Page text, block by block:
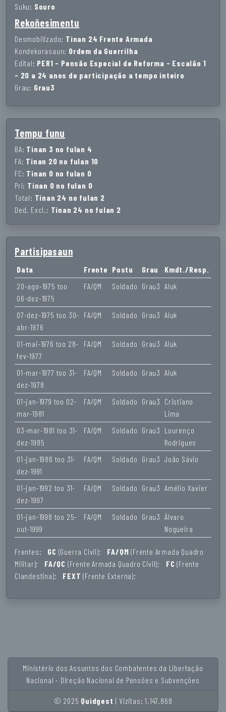
Suku: Souro
Rekoñesimentu
Desmobilizado: Tinan 24 Frente Armada
Kondekorasaun: Ordem da Guerrilha
Edital: PER1 - Pensão Especial de Reforma - Escalão 1
- 20 a 24 anos de participação a tempo inteiro
Grau: Grau3
Tempu funu
BA: Tinan 3 no fulan 4
FA: Tinan 20 no fulan 10
FC: Tinan 0 no fulan 0
Pri: Tinan 0 no fulan 0
Total: Tinan 24 no fulan 2
Ded. Excl.: Tinan 24 no fulan 2
Partisipasaun
Data Frente Postu Grau
Kmdt./Resp.
20-ago-1975 too
06-dez-1975
FA/QM Soldado Grau3 Aluk
07-dez-1975 too 30-
abr-1976
FA/QM Soldado Grau3 Aluk
01-mai-1976 too 28-
fev-1977
FA/QM Soldado Grau3 Aluk
01-mar-1977 too 31-
dez-1978
FA/QM Soldado Grau3 Aluk
01-jan-1979 too 02-
mar-1981
FA/QM Soldado Grau3 Cristiano
Lima
03-mar-1981 too 31-
dez-1985
FA/QM Soldado Grau3 Lourenço
Rodrigues
01-jan-1986 too 31-
dez-1991
FA/QM Soldado Grau3 João Sávio
01-jan-1992 too 31-
dez-1997
FA/QM Soldado Grau3 Amélio Xavier
01-jan-1998 too 25-
out-1999
FA/QM Soldado Grau3 Álvaro
Nogueira
Frentes: GC (Guerra Civil); FA/QM(Frente Armada Quadro
Militar);
FA/QC (Frente Armada Quadro Civil); FC(Frente
Clandestina);
FEXT (Frente Externa);
Ministério dos Assuntos dos Combatentes da Libertação
Nacional - Direção Nacional de Pensões e Subvenções
© 2025 Quidgest | Vizitas: 1.147.868